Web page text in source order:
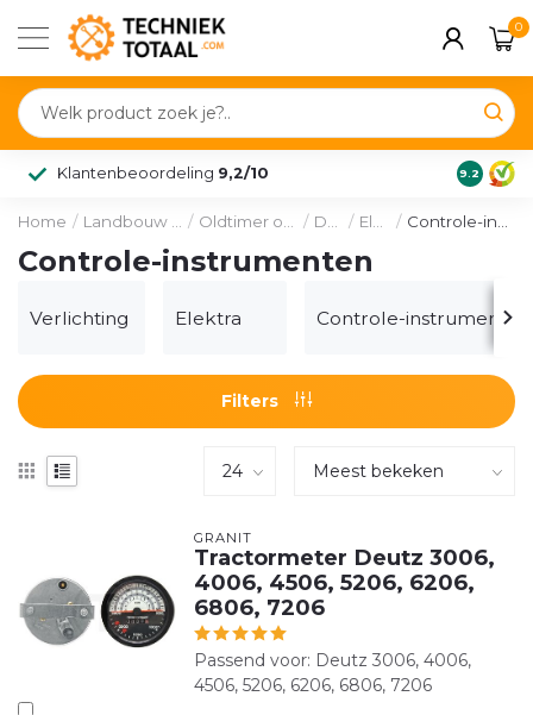
0
Klantenbeoordeling 9,2/10 9.2
Home / / / / /
Controle-instrumenten
Verlichting Elektra Controle-instrumenten
Filters
GRANIT
Tractormeter Deutz 3006,
4006, 4506, 5206, 6206,
6806, 7206
Passend voor: Deutz 3006, 4006,
4506, 5206, 6206, 6806, 7206